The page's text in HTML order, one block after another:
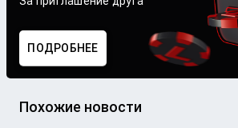
ПОДРОБНЕЕ
Похожие новости